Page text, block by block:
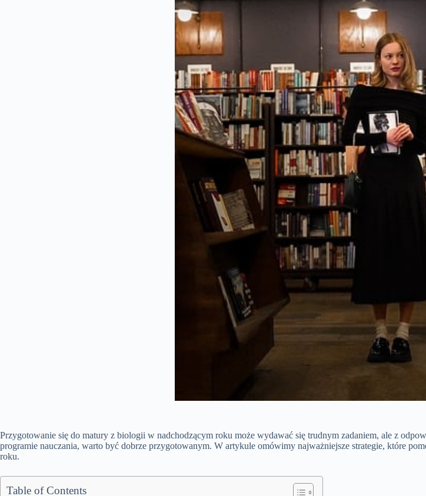
Przygotowanie się do matury z biologii w nadchodzącym roku może wydawać się trudnym zadaniem, ale z
programie nauczania, warto być dobrze przygotowanym. W artykule omówimy najważniejsze strategie, które
roku.
Table of Contents